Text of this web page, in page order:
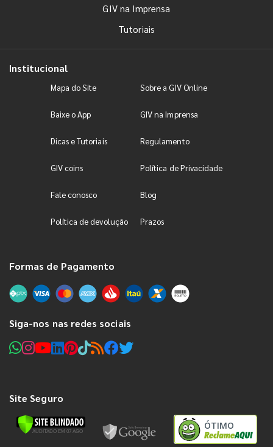
GIV na Imprensa
Tutoriais
Institucional
Mapa do Site Sobre a GIV Online
Baixe o App GIV na Imprensa
Dicas e Tutoriais Regulamento
GIV coins Política de Privacidade
Fale conosco Blog
Política de devolução Prazos
Formas de Pagamento
Siga-nos nas redes sociais
Site Seguro
ÓTIMO